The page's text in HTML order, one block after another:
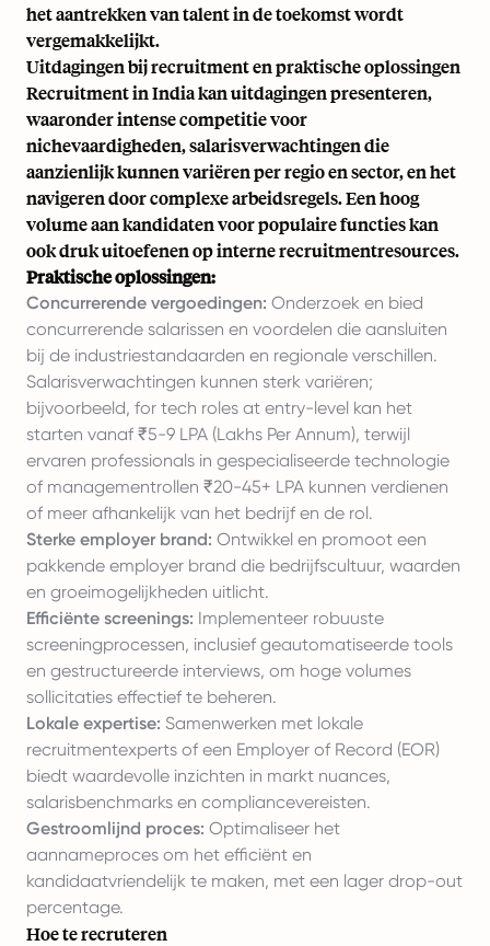
het aantrekken van talent in de toekomst wordt
vergemakkelijkt.
Uitdagingen bij recruitment en praktische oplossingen
Recruitment in India kan uitdagingen presenteren,
waaronder intense competitie voor
nichevaardigheden, salarisverwachtingen die
aanzienlijk kunnen variëren per regio en sector, en het
navigeren door complexe arbeidsregels. Een hoog
volume aan kandidaten voor populaire functies kan
ook druk uitoefenen op interne recruitmentresources.
Praktische oplossingen:
Concurrerende vergoedingen: Onderzoek en bied
concurrerende salarissen en voordelen die aansluiten
bij de industriestandaarden en regionale verschillen.
Salarisverwachtingen kunnen sterk variëren;
bijvoorbeeld, for tech roles at entry-level kan het
starten vanaf ₹5-9 LPA (Lakhs Per Annum), terwijl
ervaren professionals in gespecialiseerde technologie
of managementrollen ₹20-45+ LPA kunnen verdienen
of meer afhankelijk van het bedrijf en de rol.
Sterke employer brand: Ontwikkel en promoot een
pakkende employer brand die bedrijfscultuur, waarden
en groeimogelijkheden uitlicht.
Efficiënte screenings: Implementeer robuuste
screeningprocessen, inclusief geautomatiseerde tools
en gestructureerde interviews, om hoge volumes
sollicitaties effectief te beheren.
Lokale expertise: Samenwerken met lokale
recruitmentexperts of een Employer of Record (EOR)
biedt waardevolle inzichten in markt nuances,
salarisbenchmarks en compliancevereisten.
Gestroomlijnd proces: Optimaliseer het
aannameproces om het efficiënt en
kandidaatvriendelijk te maken, met een lager drop-out
percentage.
Hoe te recruteren